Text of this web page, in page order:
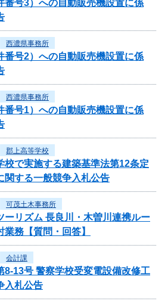
番号3）への自動販売機設置に係
西濃県事務所
番号2）への自動販売機設置に係
西濃県事務所
番号1）への自動販売機設置に係
郡上高等学校
校で実施する建築基準法第12条定
関する一般競争入札公告
可茂土木事務所
ーリズム 長良川・木曽川連携ルー
業務【質問・回答】
会計課
8-13号 警察学校受変電設備改修工
入札公告